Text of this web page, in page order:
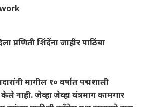
प्रणिती शिंदेंना जाहीर पाठिंबा
मागील १० वर्षात पद्मशाली
नाही. जेव्हा जेव्हा यंत्रमाग कामगार